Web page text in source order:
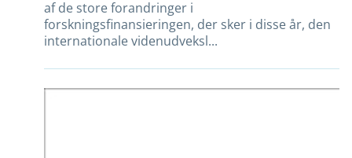
af de store forandringer i
forskningsfinansieringen, der sker i disse år, den
internationale videnudveksl...